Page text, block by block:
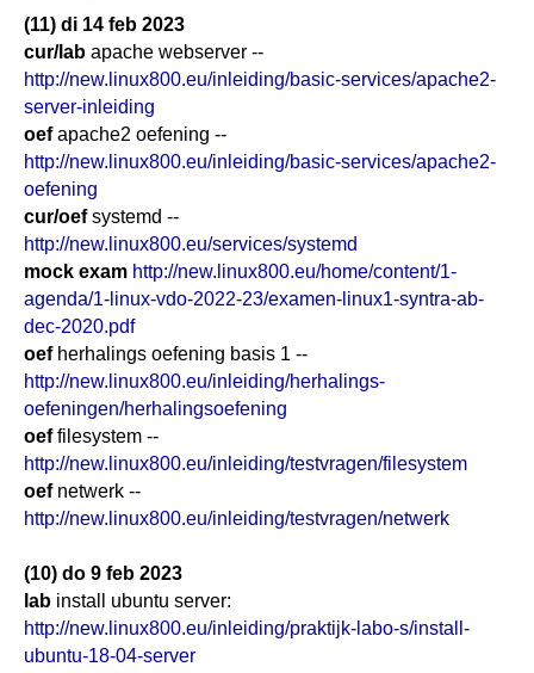
(11) di 14 feb 2023
cur/lab apache webserver --
http://new.linux800.eu/inleiding/basic-services/apache2-
server-inleiding
oefapache2 oefening --
http://new.linux800.eu/inleiding/basic-services/apache2-
oefening
cur/oefsystemd --
http://new.linux800.eu/services/systemd
mock exam http://new.linux800.eu/home/content/1-
agenda/1-linux-vdo-2022-23/examen-linux1-syntra-ab-
dec-2020.pdf
oefherhalings oefening basis 1 --
http://new.linux800.eu/inleiding/herhalings-
oefeningen/herhalingsoefening
oeffilesystem --
http://new.linux800.eu/inleiding/testvragen/filesystem
oefnetwerk --
http://new.linux800.eu/inleiding/testvragen/netwerk
(10) do 9 feb 2023
lab install ubuntu server:
http://new.linux800.eu/inleiding/praktijk-labo-s/install-
ubuntu-18-04-server